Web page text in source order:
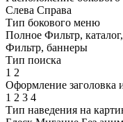
Слева Справа
Тип бокового меню
Полное Фильтр,
Фильтр, баннеры
Тип поиска
1 2
Оформление заголовка
1 2 3 4
Тип наведения на